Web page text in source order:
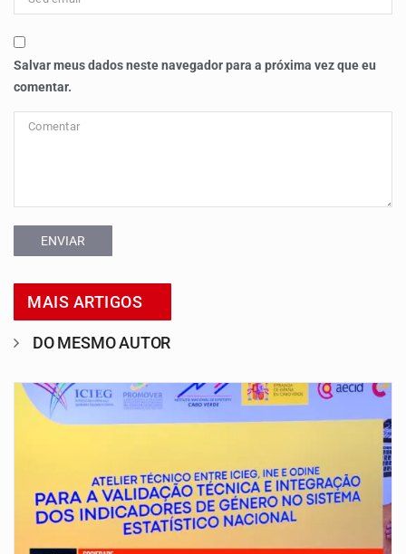
Salvar meus dados neste navegador para a próxima vez que eu
comentar.
ENVIAR
MAIS ARTIGOS
DO MESMO AUTOR